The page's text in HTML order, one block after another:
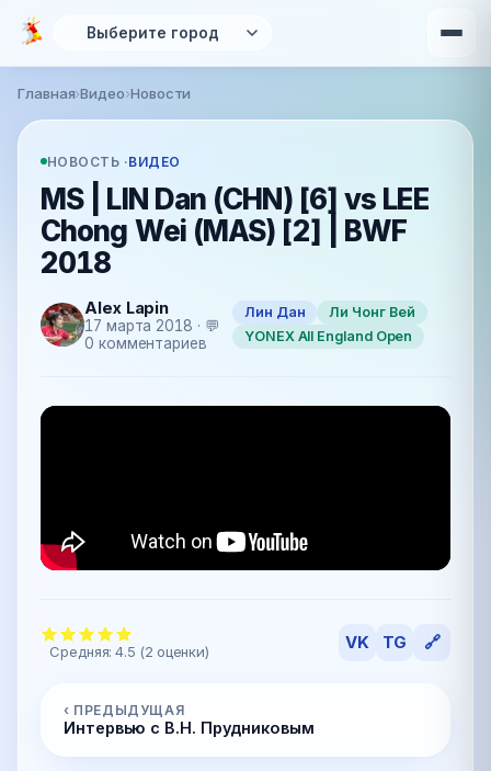
Перейти к основному содержанию
Вы здесь
Главная›Видео›Новости
НОВОСТЬ ·ВИДЕО
MS | LIN Dan (CHN) [6] vs LEE
Chong Wei (MAS) [2] | BWF
2018
Alex Lapin
17 марта 2018 · 💬
0 комментариев
Лин Дан
Ли Чонг Вей
YONEX All England Open
Средняя:4.5 (2 оценки) VK TG 🔗
‹ ПРЕДЫДУЩАЯ
Интервью с В.Н. Прудниковым